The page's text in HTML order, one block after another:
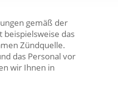
gemäß der
beispielsweise das
Zündquelle.
das Personal vor
wir Ihnen in